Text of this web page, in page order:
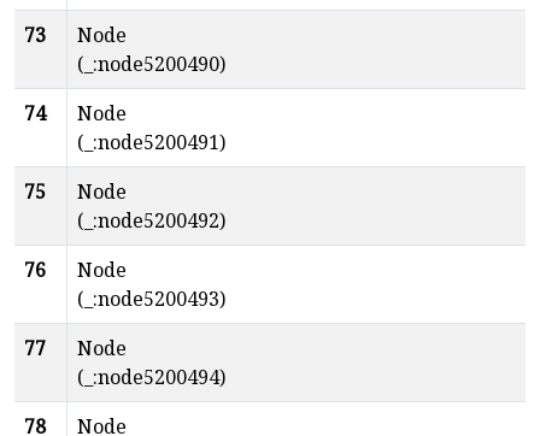
73
Node
(_:node5200490)
74
Node
(_:node5200491)
75
Node
(_:node5200492)
76
Node
(_:node5200493)
77
Node
(_:node5200494)
78
Node